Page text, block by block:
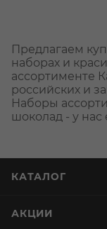
Предлагаем
наборах и
ассортименте
российских и
Наборы
шоколад - у нас
КАТАЛОГ
АКЦИИ